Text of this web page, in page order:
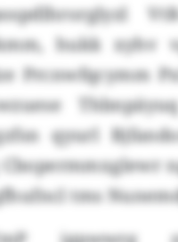
hukk xyhv
Prcnwfqcymm
qyurl
tms